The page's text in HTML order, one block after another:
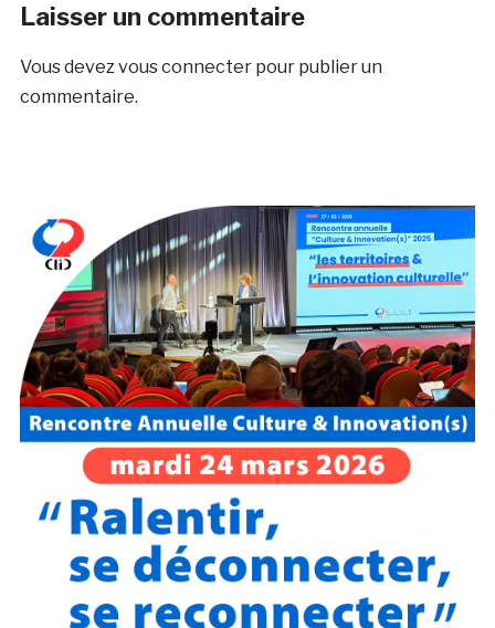
Laisser un commentaire
Vous devez vous connecterpour publier un
commentaire.